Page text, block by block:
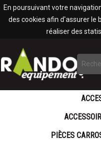
En poursuivant votre
des cookies afin d'assurer le
réaliser des
PIÈCES
Panneau de gestion des cookies